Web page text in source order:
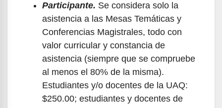
Participante. Se considera solo la
asistencia a las Mesas Temáticas y
Conferencias Magistrales, todo con
valor curricular y constancia de
asistencia (siempre que se compruebe
al menos el 80% de la misma).
Estudiantes y/o docentes de la UAQ:
$250.00; estudiantes y docentes de